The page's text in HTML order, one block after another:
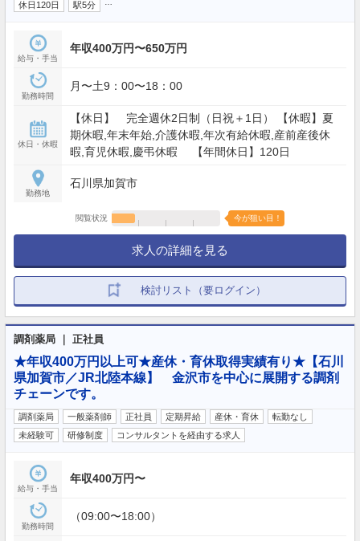
休日120日
駅5分
給与・手当
年収400万円〜650万円
勤務時間
月〜土9：00〜18：00
休日・休暇
【休日】 完全週休2日制（日祝＋1日） 【休暇】夏
期休暇,年末年始,介護休暇,年次有給休暇,産前産後休
暇,育児休暇,慶弔休暇 【年間休日】120日
勤務地
石川県加賀市
閲覧状況 今が狙い目！
求人の詳細を見る
検討リスト（要ログイン）
調剤薬局 ｜ 正社員
★年収400万円以上可★産休・育休取得実績有り★【石川
県加賀市／JR北陸本線】 金沢市を中心に展開する調剤
チェーンです。
調剤薬局 一般薬剤師 正社員 定期昇給 産休・育休
転勤なし
未経験可
研修制度 コンサルタントを経由する求人
給与・手当
年収400万円〜
勤務時間
（09:00〜18:00）